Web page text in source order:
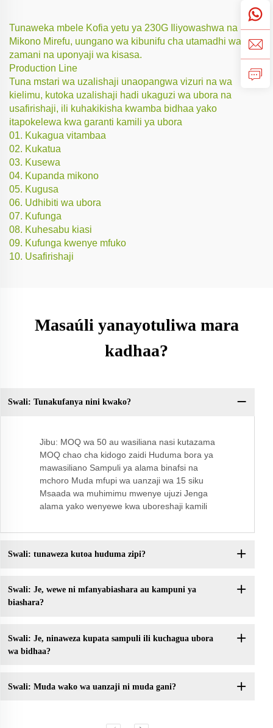
Tunaweka mbele Kofia yetu ya 230G Iliyowashwa na
Mikono Mirefu, uungano wa kibunifu cha utamadhi wa
zamani na uponyaji wa kisasa.
Production Line
Tuna mstari wa uzalishaji unaopangwa vizuri na wa
kielimu, kutoka uzalishaji hadi ukaguzi wa ubora na
usafirishaji, ili kuhakikisha kwamba bidhaa yako
itapokelewa kwa garanti kamili ya ubora
01. Kukagua vitambaa
02. Kukatua
03. Kusewa
04. Kupanda mikono
05. Kugusa
06. Udhibiti wa ubora
07. Kufunga
08. Kuhesabu kiasi
09. Kufunga kwenye mfuko
10. Usafirishaji
Masaúli yanayotuliwa mara
kadhaa?
Swali: Tunakufanya nini kwako?
Jibu: MOQ wa 50 au wasiliana nasi kutazama
MOQ chao cha kidogo zaidi Huduma bora ya
mawasiliano Sampuli ya alama binafsi na
mchoro Muda mfupi wa uanzaji wa 15 siku
Msaada wa muhimimu mwenye ujuzi Jenga
alama yako wenyewe kwa uboreshaji kamili
Swali: tunaweza kutoa huduma zipi?
Swali: Je, wewe ni mfanyabiashara au kampuni ya
biashara?
Swali: Je, ninaweza kupata sampuli ili kuchagua ubora
wa bidhaa?
Swali: Muda wako wa uanzaji ni muda gani?